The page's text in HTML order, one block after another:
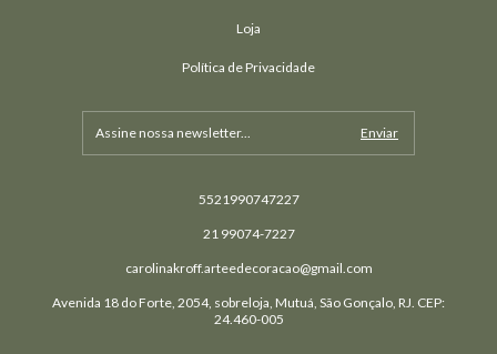
Loja
Política de Privacidade
5521990747227
21 99074-7227
carolinakroff.arteedecoracao@gmail.com
Avenida 18 do Forte, 2054, sobreloja, Mutuá, São Gonçalo, RJ. CEP:
24.460-005